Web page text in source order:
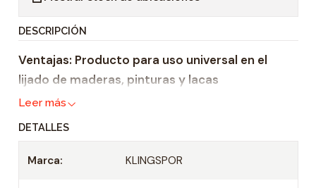
i
d
a
d
DESCRIPCIÓN
Ventajas: Producto para uso universal en el
lijado de maderas, pinturas y lacas
Leer más
DETALLES
Marca: KLINGSPOR